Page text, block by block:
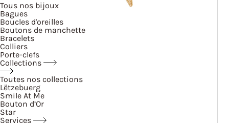
Tous nos bijoux
Bagues
Boucles d'oreilles
Boutons de manchette
Bracelets
Colliers
Porte-clefs
Collections
Toutes nos collections
Lëtzebuerg
Smile At Me
Bouton d’Or
Star
Services